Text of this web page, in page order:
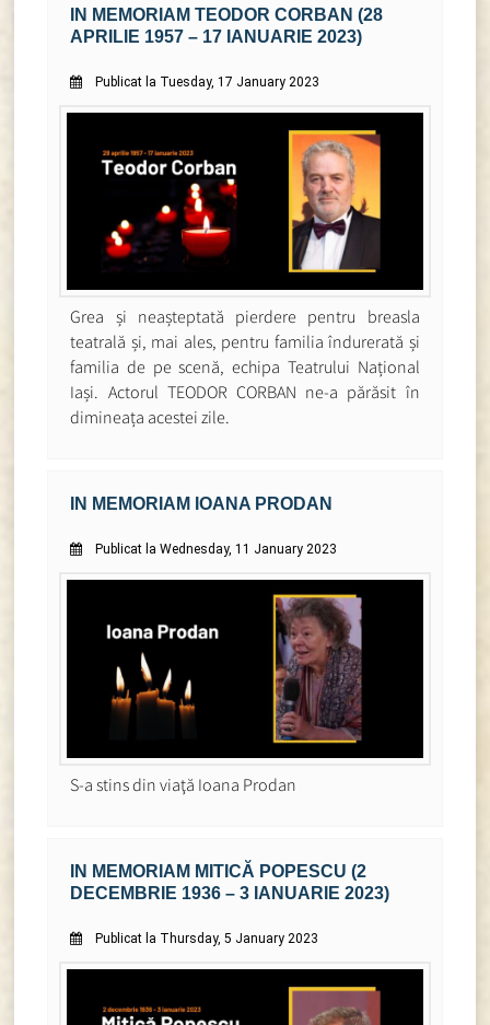
IN MEMORIAM TEODOR CORBAN (28
APRILIE 1957 – 17 IANUARIE 2023)
Publicat la Tuesday, 17 January 2023
Grea și neașteptată pierdere pentru breasla
teatrală și, mai ales, pentru familia îndurerată și
familia de pe scenă, echipa Teatrului Național
Iași. Actorul TEODOR CORBAN ne-a părăsit în
dimineața acestei zile.
IN MEMORIAM IOANA PRODAN
Publicat la Wednesday, 11 January 2023
S-a stins din viaţă Ioana Prodan
IN MEMORIAM MITICĂ POPESCU (2
DECEMBRIE 1936 – 3 IANUARIE 2023)
Publicat la Thursday, 5 January 2023